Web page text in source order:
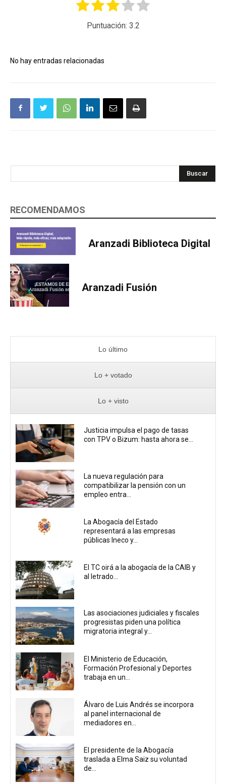
Puntuación: 3.2
No hay entradas relacionadas
Buscar
RECOMENDAMOS
Aranzadi Biblioteca Digital
Aranzadi Fusión
Lo último
Lo + votado
Lo + visto
Justicia impulsa el pago de tasas
con TPV o Bizum: hasta ahora se...
La nueva regulación para
compatibilizar la pensión con un
empleo entra...
La Abogacía del Estado
representará a las empresas
públicas Ineco y...
El TC oirá a la abogacía de la CAIB y
al letrado...
Las asociaciones judiciales y fiscales
progresistas piden una política
migratoria integral y...
El Ministerio de Educación,
Formación Profesional y Deportes
trabaja en un...
Álvaro de Luis Andrés se incorpora
al panel internacional de
mediadores en...
El presidente de la Abogacía
traslada a Elma Saiz su voluntad
de...